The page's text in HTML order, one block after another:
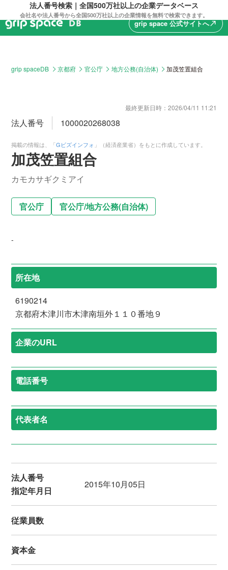
法人番号検索｜全国500万社以上の企業データベース
会社名や法人番号から全国500万社以上の企業情報を無料で検索できます。
grip space 公式サイトへnorth_east
grip spaceDB 京都府 官公庁 地方公務(自治体) 加茂笠置組合
最終更新日時： 2026/04/11 11:21
法人番号 1000020268038
掲載の情報は、「Gビズインフォ 」（経済産業省）をもとに作成しています。
加茂笠置組合
カモカサギクミアイ
官公庁 官公庁/地方公務(自治体)
-
所在地
6190214
京都府木津川市木津南垣外１１０番地９
企業のURL
電話番号
代表者名
法人番号
指定年月日
2015年10月05日
従業員数
資本金